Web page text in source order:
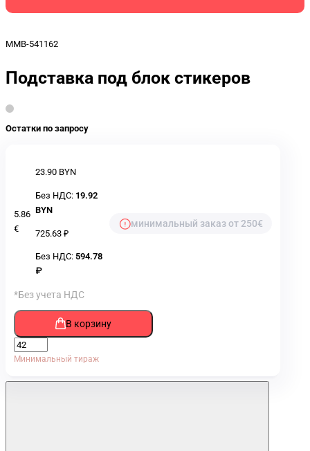
MMB-541162
Подставка под блок стикеров
Остатки по запросу
5.86
€
23.90 BYN
Без НДС: 19.92
BYN
725.63 ₽
Без НДС: 594.78
₽
минимальный заказ от 250€
*Без учета НДС
В корзину
Минимальный тираж